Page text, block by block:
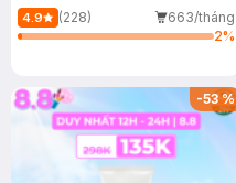
500ml
4.9 (228)
663/tháng
2%
-53%